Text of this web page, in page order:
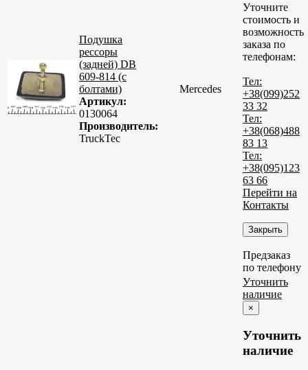
Подушка
рессоры
(задней) DB
609-814 (с
болтами)
Артикул:
0130064
Производитель:
TruckTec
Mercedes
Уточните
стоимость и
возможность
заказа по
телефонам:
Тел:
+38(099)252
33 32
Тел:
+38(068)488
83 13
Тел:
+38(095)123
63 66
Перейти на
Контакты
Закрыть
Предзаказ
по телефону
Уточнить
наличие
×
Уточнить
наличие